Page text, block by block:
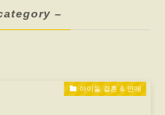
–
아이돌 결혼 & 연애